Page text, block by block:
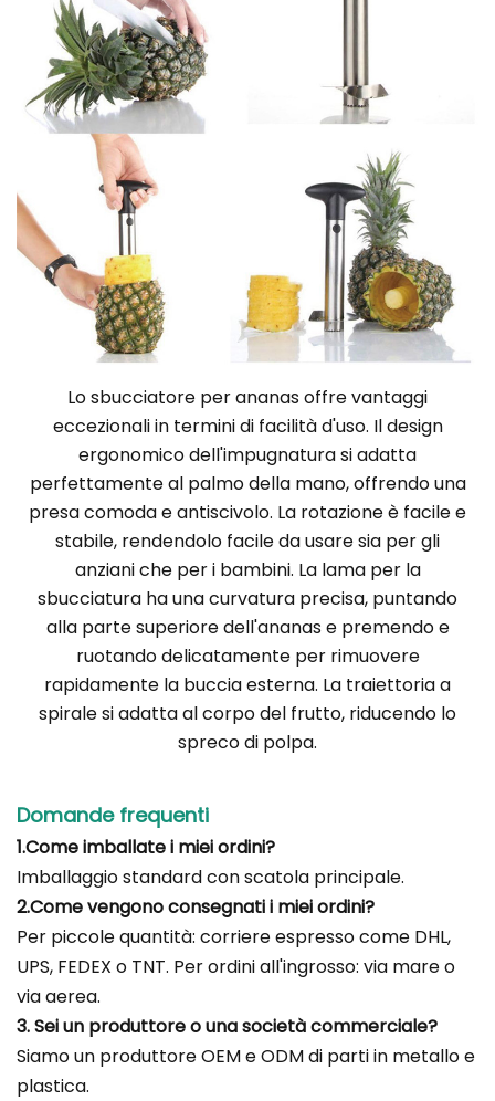
Lo sbucciatore per ananas offre vantaggi
eccezionali in termini di facilità d'uso. Il design
ergonomico dell'impugnatura si adatta
perfettamente al palmo della mano, offrendo una
presa comoda e antiscivolo. La rotazione è facile e
stabile, rendendolo facile da usare sia per gli
anziani che per i bambini. La lama per la
sbucciatura ha una curvatura precisa, puntando
alla parte superiore dell'ananas e premendo e
ruotando delicatamente per rimuovere
rapidamente la buccia esterna. La traiettoria a
spirale si adatta al corpo del frutto, riducendo lo
spreco di polpa.
Domande frequenti
1.Come imballate i miei ordini?
Imballaggio standard con scatola principale.
2.Come vengono consegnati i miei ordini?
Per piccole quantità: corriere espresso come DHL,
UPS, FEDEX o TNT. Per ordini all'ingrosso: via mare o
via aerea.
3. Sei un produttore o una società commerciale?
Siamo un produttore OEM e ODM di parti in metallo e
plastica.